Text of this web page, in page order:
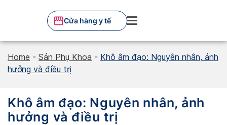
Cửa hàng y tế
Home - Sản Phụ Khoa - Khô âm đạo: Nguyên nhân, ảnh
hưởng và điều trị
Khô âm đạo: Nguyên nhân, ảnh
hưởng và điều trị